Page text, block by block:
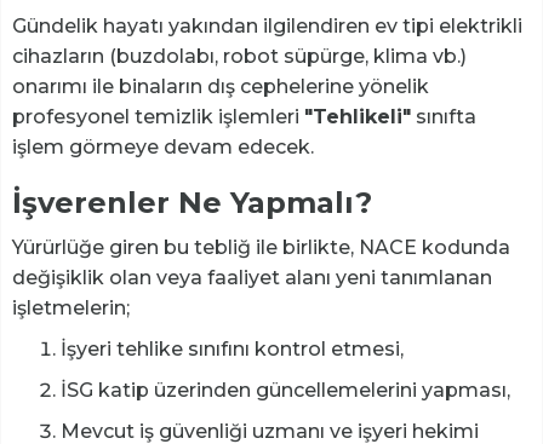
Gündelik hayatı yakından ilgilendiren ev tipi elektrikli
cihazların (buzdolabı, robot süpürge, klima vb.)
onarımı ile binaların dış cephelerine yönelik
profesyonel temizlik işlemleri "Tehlikeli" sınıfta
işlem görmeye devam edecek.
İşverenler Ne Yapmalı?
Yürürlüğe giren bu tebliğ ile birlikte, NACE kodunda
değişiklik olan veya faaliyet alanı yeni tanımlanan
işletmelerin;
İşyeri tehlike sınıfını kontrol etmesi,
İSG katip üzerinden güncellemelerini yapması,
Mevcut iş güvenliği uzmanı ve işyeri hekimi